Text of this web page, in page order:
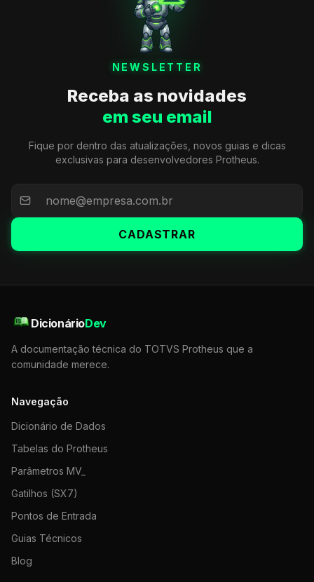
NEWSLETTER
Receba as novidades
em seu email
Fique por dentro das atualizações, novos guias e dicas
exclusivas para desenvolvedores Protheus.
CADASTRAR
DicionárioDev
A documentação técnica do TOTVS Protheus que a
comunidade merece.
Navegação
Dicionário de Dados
Tabelas do Protheus
Parâmetros MV_
Gatilhos (SX7)
Pontos de Entrada
Guias Técnicos
Blog